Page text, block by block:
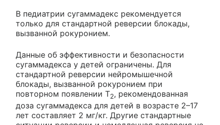
В педиатрии сугаммадекс рекомендуется
только для стандартной реверсии блокады,
вызванной рокуронием.
Данные об эффективности и безопасности
сугаммадекса у детей ограничены. Для
стандартной реверсии нейромышечной
блокады, вызванной рокуронием при
повторном появлении Т2, рекомендованная
доза сугаммадекса для детей в возрасте 2–17
лет составляет 2 мг/кг. Другие стандартные